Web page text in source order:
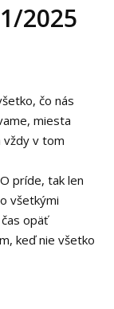
2025
čo nás
miesta
vždy v tom
príde, tak len
všetkými
opäť
keď nie všetko